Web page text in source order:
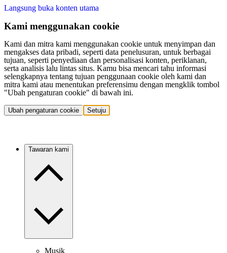
Langsung buka konten utama
Kami menggunakan cookie
Kami dan mitra kami menggunakan cookie untuk menyimpan dan
mengakses data pribadi, seperti data penelusuran, untuk berbagai
tujuan, seperti penyediaan dan personalisasi konten, periklanan,
serta analisis lalu lintas situs. Kamu bisa mencari tahu informasi
selengkapnya tentang tujuan penggunaan cookie oleh kami dan
mitra kami atau menentukan preferensimu dengan mengklik tombol
"Ubah pengaturan cookie" di bawah ini.
Ubah pengaturan cookie Setuju
Tawaran kami
Musik